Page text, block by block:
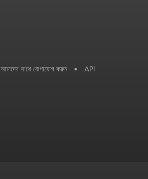
আমাদের সাথে যোগাযোগ করুন • API